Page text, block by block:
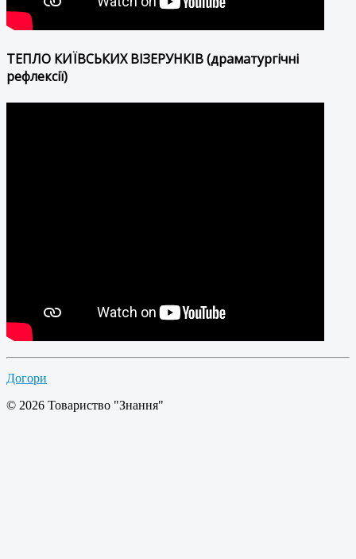
ТЕПЛО КИЇВСЬКИХ ВІЗЕРУНКІВ (драматургічні
рефлексії)
Догори
© 2026 Товариство "Знання"